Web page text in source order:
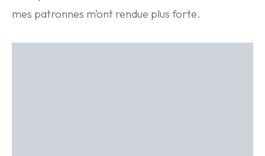
mes patronnes m’ont rendue plus forte.